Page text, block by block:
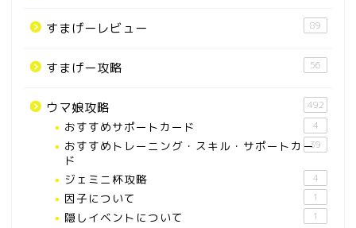
すまげーレビュー 89
すまげー攻略 56
ウマ娘攻略 492
おすすめサポートカード 4
おすすめトレーニング・スキル・サポートカー
ド
39
ジェミニ杯攻略 4
因子について 1
隠しイベントについて 1